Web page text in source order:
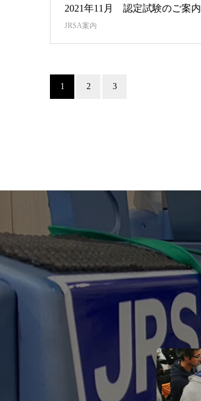
2021年11月 認定試験のご案内
JRSA案内
1 2 3